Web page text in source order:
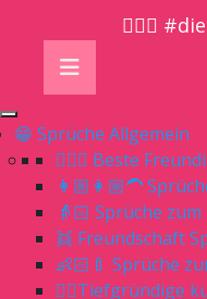
🤷🏼‍♀️
😁 Sprüche Allgemein
👱🏻‍♀️ Beste
👩🏼👩🏼‍🦱
👵🏻 Sprüche
👯 Freundschaft
👶🏻🍼 Sprüche
👌🏻Tiefgründige